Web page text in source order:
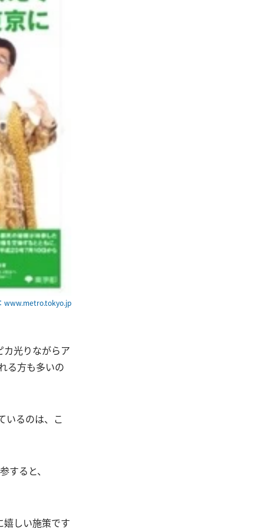
www.metro.tokyo.jp
光りながらア
る方も多いの
いるのは、こ
ると、
しい施策です